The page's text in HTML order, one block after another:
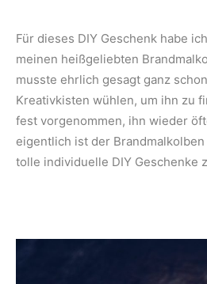
Für dieses DIY Geschenk habe
meinen heißgeliebten
musste ehrlich gesagt ganz
Kreativkisten wühlen, um ihn zu
fest vorgenommen, ihn wieder
eigentlich ist der
tolle individuelle DIY Geschenke